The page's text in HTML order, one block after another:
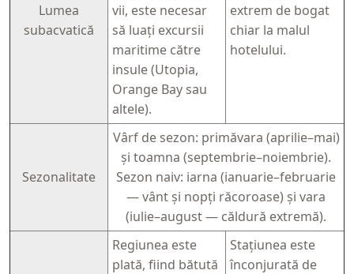
Lumea
subacvatică
vii, este necesar
să luați excursii
maritime către
insule (Utopia,
Orange Bay sau
altele).
extrem de bogat
chiar la malul
hotelului.
Sezonalitate
Vârf de sezon: primăvara (aprilie–mai)
și toamna (septembrie–noiembrie).
Sezon naiv: iarna (ianuarie–februarie
— vânt și nopți răcoroase) și vara
(iulie–august — căldură extremă).
Regiunea este
plată, fiind bătută
Stațiunea este
înconjurată de